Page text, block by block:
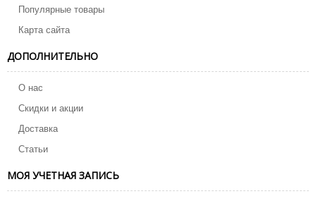
Популярные товары
Карта сайта
ДОПОЛНИТЕЛЬНО
О нас
Скидки и акции
Доставка
Статьи
МОЯ УЧЕТНАЯ ЗАПИСЬ